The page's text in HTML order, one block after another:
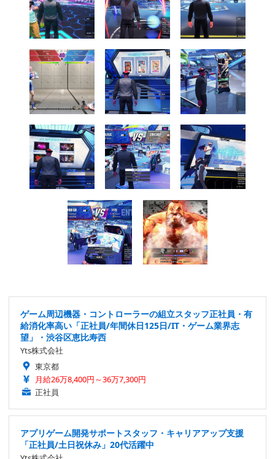
ゲーム周辺機器・コントローラーの組立スタッフ正社員・有
給消化率高い「正社員/年間休日125日/IT・ゲーム業界志
望」・渋谷区恵比寿西
Yts株式会社
東京都
月給26万8,400円～36万7,300円
正社員
アプリゲーム開発サポートスタッフ・キャリアアップ支援
「正社員/土日祝休み」20代活躍中